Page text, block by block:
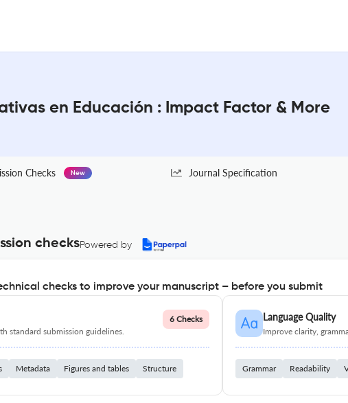
en Educación : Impact Factor & More
Checks New Journal Specification
checksPowered by
checks to improve your manuscript – before you submit
standard submission guidelines.
6 Checks
Metadata Figures and tables Structure
Language Quality
Improve clarity,
Grammar Readability